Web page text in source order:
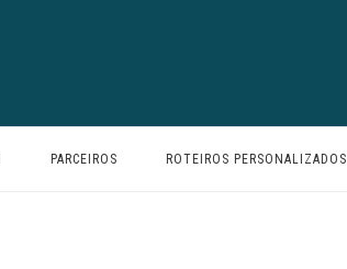
PARCEIROS ROTEIROS PERSONALIZADOS